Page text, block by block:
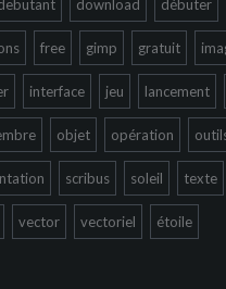
download débuter
free gimp gratuit
interface jeu lancement
objet opération
scribus soleil texte
vector vectoriel étoile